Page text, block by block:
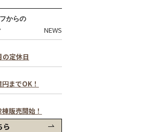
からの
NEWS
ら